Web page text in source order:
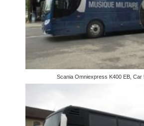
Scania Omniexpress K400 EB, Car